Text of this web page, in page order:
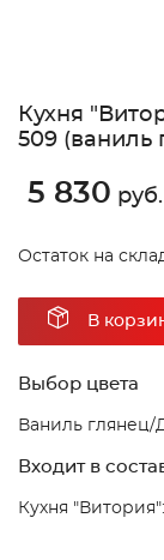
Кухня
509 (ваниль
5 830 руб.
Остаток на
В
Выбор цвета
Ваниль глянец/
Входит в
Кухня